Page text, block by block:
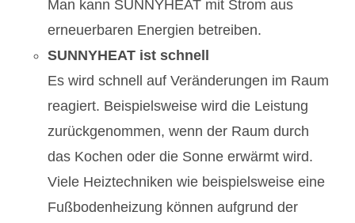
Man kann SUNNYHEAT mit Strom aus
erneuerbaren Energien betreiben.
SUNNYHEAT ist schnell
Es wird schnell auf Veränderungen im Raum
reagiert. Beispielsweise wird die Leistung
zurückgenommen, wenn der Raum durch
das Kochen oder die Sonne erwärmt wird.
Viele Heiztechniken wie beispielsweise eine
Fußbodenheizung können aufgrund der